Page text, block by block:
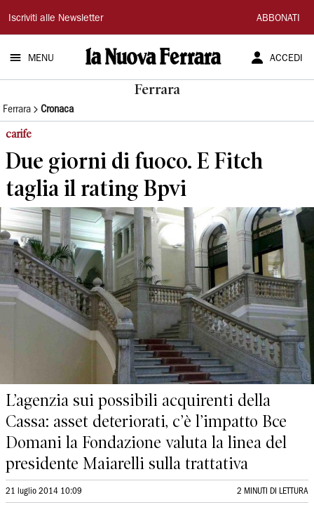
La
Nuova
Ferrara
Iscriviti alle Newsletter ABBONATI
MENU ACCEDI
Ferrara
Ferrara Cronaca
carife
Due giorni di fuoco. E Fitch
taglia il rating Bpvi
L’agenzia sui possibili acquirenti della
Cassa: asset deteriorati, c’è l’impatto Bce
Domani la Fondazione valuta la linea del
presidente Maiarelli sulla trattativa
21 luglio 2014 10:09 2 MINUTI DI LETTURA